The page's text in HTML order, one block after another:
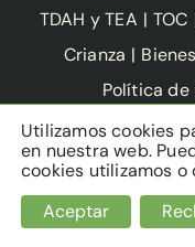
TDAH y TEA
TOC
Crianza
Política
Copyright Ana
Psicóloga
Utilizamos cookies
en nuestra web.
cookies utilizamos
Aceptar